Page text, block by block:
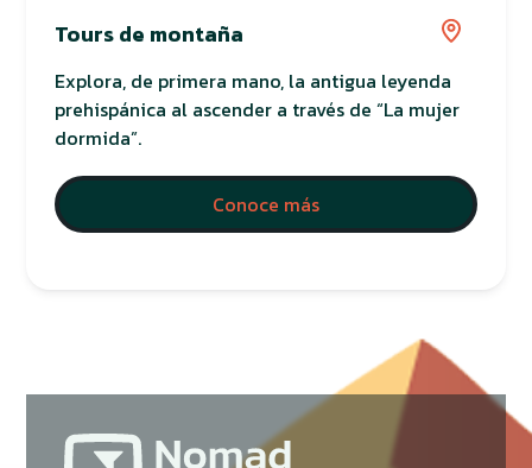
Tours de montaña
Explora, de primera mano, la antigua leyenda
prehispánica al ascender a través de “La mujer
dormida”.
Conoce más